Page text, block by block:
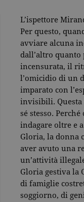
L’ispettore
Per questo,
avviare alcuna
dall’altro quanto
incensurata, il
l’omicidio di un
imparato con
invisibili. Questa
sé stesso.
indagare oltre e
Gloria, la donna
aver avuto una
un’attività
Gloria gestiva la
di famiglie
soggiorno, di